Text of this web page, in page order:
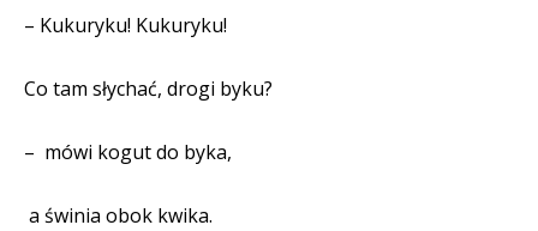
– Kukuryku! Kukuryku!
Co tam słychać, drogi byku?
– mówi kogut do byka,
a świnia obok kwika.